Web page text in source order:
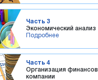
Часть 3
Экономический анализ
Подробнее
Часть 4
Организация финансов
компании